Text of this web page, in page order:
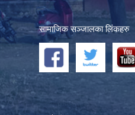
सामाजिक सञ्जालका लिंकहरु